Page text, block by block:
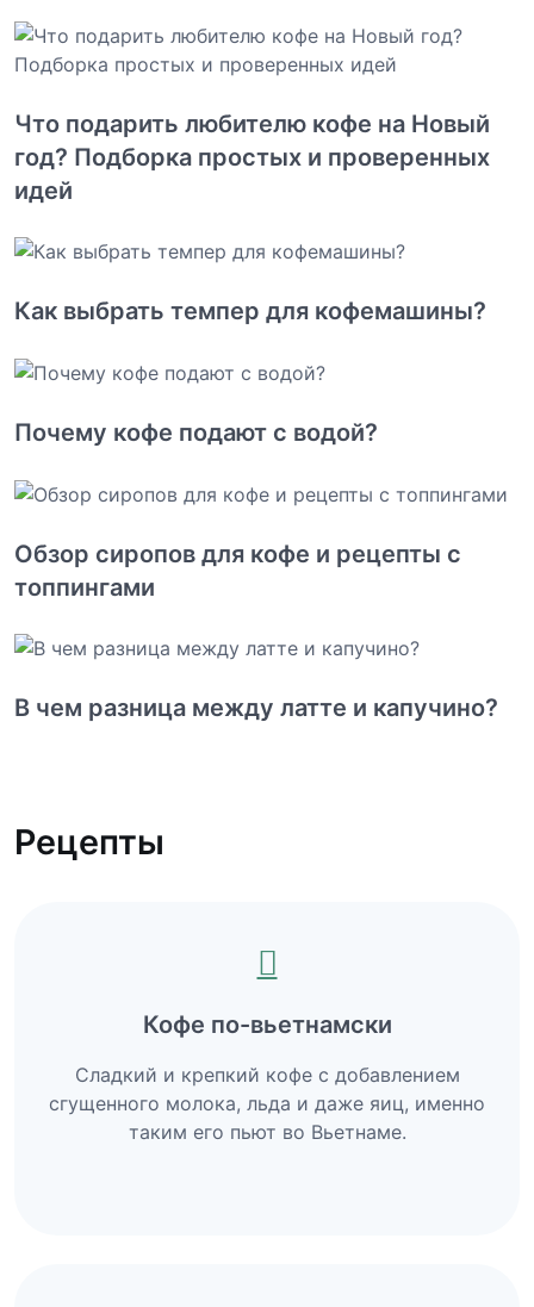
Что подарить любителю кофе на Новый
год? Подборка простых и проверенных
идей
Как выбрать темпер для кофемашины?
Почему кофе подают с водой?
Обзор сиропов для кофе и рецепты с
топпингами
В чем разница между латте и капучино?
Рецепты
Кофе по-вьетнамски
Сладкий и крепкий кофе с добавлением
сгущенного молока, льда и даже яиц, именно
таким его пьют во Вьетнаме.